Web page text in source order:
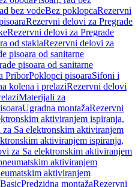
bez vodeBez poklopcaRezervni
Rezervni delovi za Pregrade
Rezervni delovi za Pregrade
od staklaRezervni delovi za
pisoara od sanitarne
pisoara od sanitarne
PriborPoklopci pisoaraSifoni i
kolena i prelaziRezervni delovi
Materijali za
Ugradna montažaRezervni
aktiviranjem ispiranja,
Sa elektronskim aktiviranjem
aktiviranjem ispiranja,
za Sa elektronskim aktiviranjem
aktiviranjem
aktiviranjem
Predzidna montažaRezervni